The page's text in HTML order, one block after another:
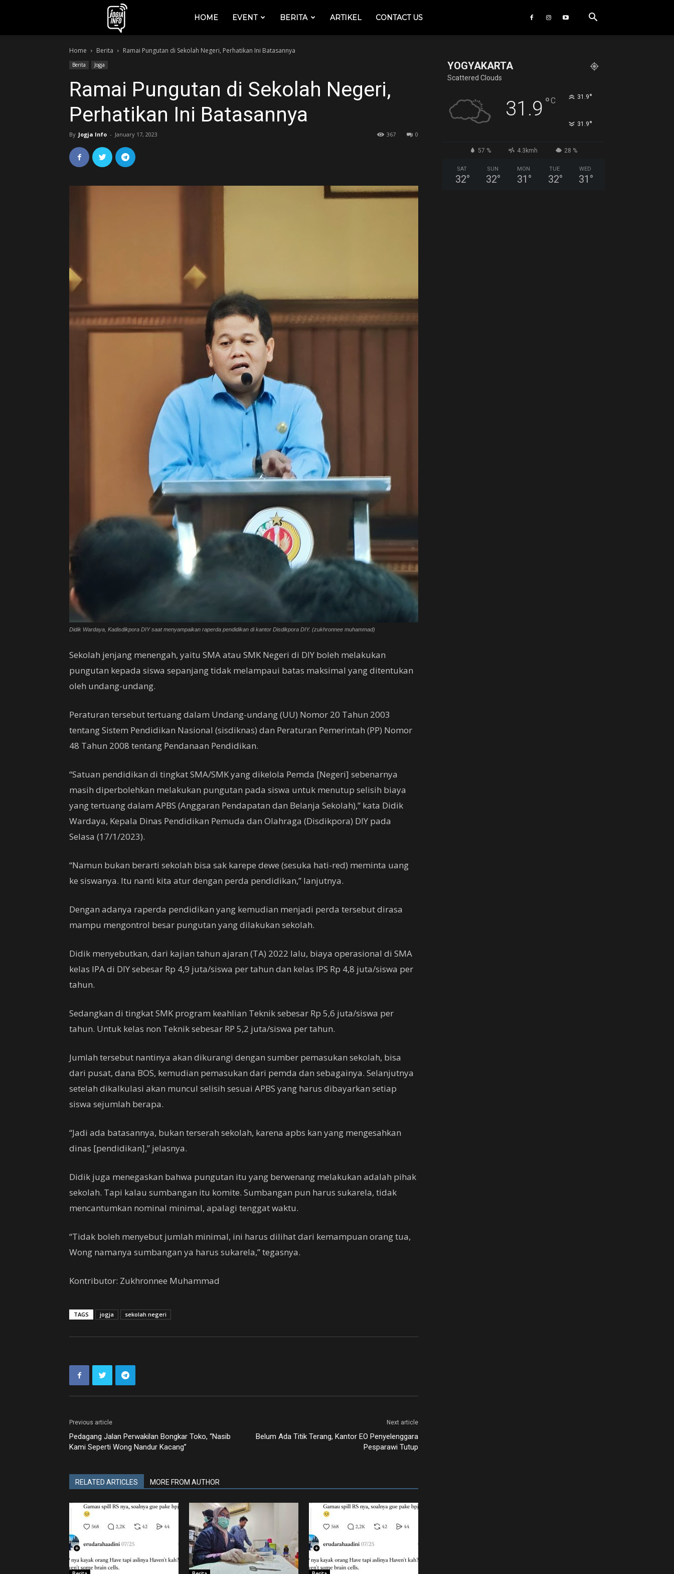
jogjainfo.idHOME EVENT BERITA ARTIKEL CONTACT US
Home Berita Ramai Pungutan di Sekolah Negeri, Perhatikan Ini Batasannya
Berita Jogja
Ramai Pungutan di Sekolah Negeri,
Perhatikan Ini Batasannya
By Jogja Info - January 17, 2023 0
367
Didik Wardaya, Kadisdikpora DIY saat menyampaikan raperda pendidikan di kantor Disdikpora DIY. (zukhronnee muhammad)
Sekolah jenjang menengah, yaitu SMA atau SMK Negeri di DIY boleh melakukan
pungutan kepada siswa sepanjang tidak melampaui batas maksimal yang ditentukan
oleh undang-undang.
Peraturan tersebut tertuang dalam Undang-undang (UU) Nomor 20 Tahun 2003
tentang Sistem Pendidikan Nasional (sisdiknas) dan Peraturan Pemerintah (PP) Nomor
48 Tahun 2008 tentang Pendanaan Pendidikan.
“Satuan pendidikan di tingkat SMA/SMK yang dikelola Pemda [Negeri] sebenarnya
masih diperbolehkan melakukan pungutan pada siswa untuk menutup selisih biaya
yang tertuang dalam APBS (Anggaran Pendapatan dan Belanja Sekolah),” kata Didik
Wardaya, Kepala Dinas Pendidikan Pemuda dan Olahraga (Disdikpora) DIY pada
Selasa (17/1/2023).
“Namun bukan berarti sekolah bisa sak karepe dewe (sesuka hati-red) meminta uang
ke siswanya. Itu nanti kita atur dengan perda pendidikan,” lanjutnya.
Dengan adanya raperda pendidikan yang kemudian menjadi perda tersebut dirasa
mampu mengontrol besar pungutan yang dilakukan sekolah.
Didik menyebutkan, dari kajian tahun ajaran (TA) 2022 lalu, biaya operasional di SMA
kelas IPA di DIY sebesar Rp 4,9 juta/siswa per tahun dan kelas IPS Rp 4,8 juta/siswa per
tahun.
Sedangkan di tingkat SMK program keahlian Teknik sebesar Rp 5,6 juta/siswa per
tahun. Untuk kelas non Teknik sebesar RP 5,2 juta/siswa per tahun.
Jumlah tersebut nantinya akan dikurangi dengan sumber pemasukan sekolah, bisa
dari pusat, dana BOS, kemudian pemasukan dari pemda dan sebagainya. Selanjutnya
setelah dikalkulasi akan muncul selisih sesuai APBS yang harus dibayarkan setiap
siswa sejumlah berapa.
“Jadi ada batasannya, bukan terserah sekolah, karena apbs kan yang mengesahkan
dinas [pendidikan],” jelasnya.
Didik juga menegaskan bahwa pungutan itu yang berwenang melakukan adalah pihak
sekolah. Tapi kalau sumbangan itu komite. Sumbangan pun harus sukarela, tidak
mencantumkan nominal minimal, apalagi tenggat waktu.
“Tidak boleh menyebut jumlah minimal, ini harus dilihat dari kemampuan orang tua,
Wong namanya sumbangan ya harus sukarela,” tegasnya.
Kontributor: Zukhronnee Muhammad
TAGS jogja sekolah negeri
Previous article
Pedagang Jalan Perwakilan Bongkar Toko, “Nasib
Kami Seperti Wong Nandur Kacang”
Next article
Belum Ada Titik Terang, Kantor EO Penyelenggara
Pesparawi Tutup
RELATED ARTICLES MORE FROM AUTHOR
YOGYAKARTA
Scattered Clouds
31.9 °C 31.9°
31.9°
57 % 4.3kmh 28 %
SAT
32°
SUN
32°
MON
31 °
TUE
32°
WED
31 °